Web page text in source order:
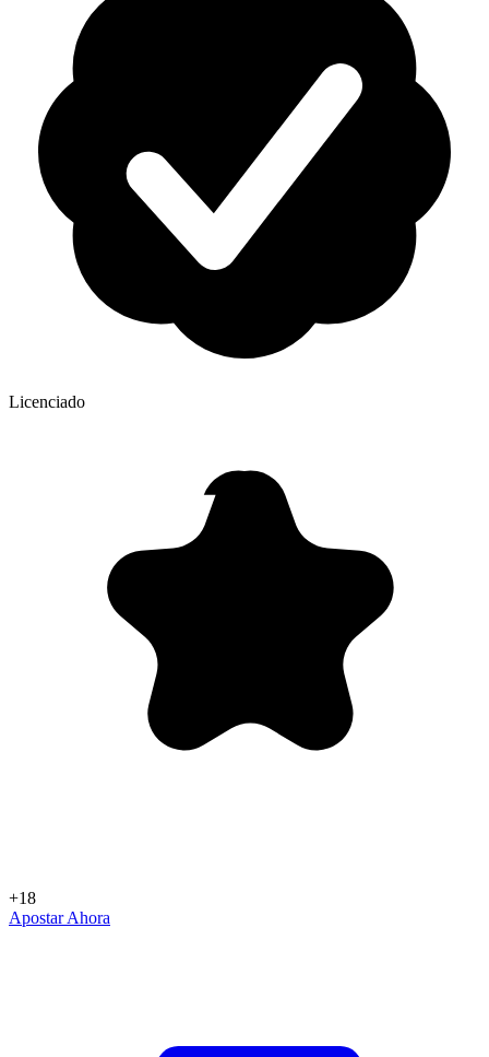
Licenciado
+18
Apostar Ahora